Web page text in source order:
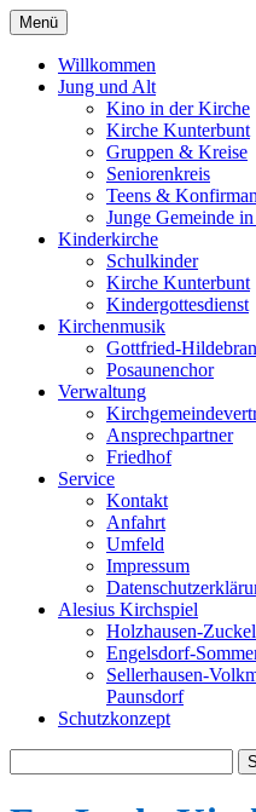
Menü
Willkommen
Jung und Alt
Kino in der Kirche
Kirche Kunterbunt
Gruppen & Kreise
Seniorenkreis
Teens &
Junge Gemeinde
Kinderkirche
Schulkinder
Kirche Kunterbunt
Kindergottesdienst
Kirchenmusik
Gottfried-
Posaunenchor
Verwaltung
Ansprechpartner
Friedhof
Service
Kontakt
Anfahrt
Umfeld
Impressum
Alesius Kirchspiel
Holzhausen-
Engelsdorf-
Sellerhausen-
Paunsdorf
Schutzkonzept
nach: